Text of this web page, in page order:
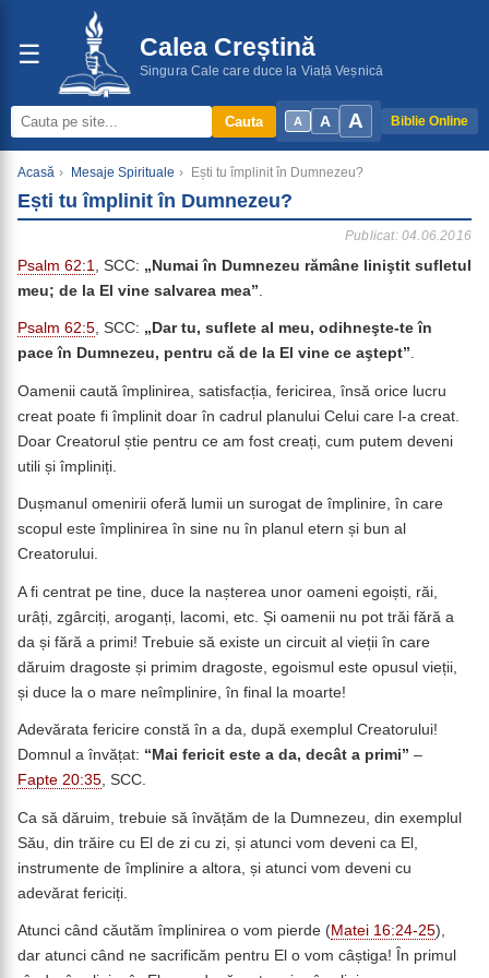
☰ Calea Creștină
Singura Cale care duce la Viață Veșnică
A A A Biblie Online
Cauta
Acasă › Mesaje Spirituale › Ești tu împlinit în Dumnezeu?
Ești tu împlinit în Dumnezeu?
Publicat: 04.06.2016
Psalm 62:1, SCC: „Numai în Dumnezeu rămâne liniştit sufletul
meu; de la El vine salvarea mea”.
Psalm 62:5, SCC: „Dar tu, suflete al meu, odihneşte-te în
pace în Dumnezeu, pentru că de la El vine ce aştept”.
Oamenii caută împlinirea, satisfacția, fericirea, însă orice lucru
creat poate fi împlinit doar în cadrul planului Celui care l-a creat.
Doar Creatorul știe pentru ce am fost creați, cum putem deveni
utili și împliniți.
Dușmanul omenirii oferă lumii un surogat de împlinire, în care
scopul este împlinirea în sine nu în planul etern și bun al
Creatorului.
A fi centrat pe tine, duce la nașterea unor oameni egoiști, răi,
urâți, zgârciți, aroganți, lacomi, etc. Și oamenii nu pot trăi fără a
da și fără a primi! Trebuie să existe un circuit al vieții în care
dăruim dragoste și primim dragoste, egoismul este opusul vieții,
și duce la o mare neîmplinire, în final la moarte!
Adevărata fericire constă în a da, după exemplul Creatorului!
Domnul a învățat: “ Mai fericit este a da, decât a primi” –
Fapte 20:35, SCC.
Ca să dăruim, trebuie să învățăm de la Dumnezeu, din exemplul
Său, din trăire cu El de zi cu zi, și atunci vom deveni ca El,
instrumente de împlinire a altora, și atunci vom deveni cu
adevărat fericiți.
Atunci când căutăm împlinirea o vom pierde (Matei 16:24-25),
dar atunci când ne sacrificăm pentru El o vom câștiga! În primul